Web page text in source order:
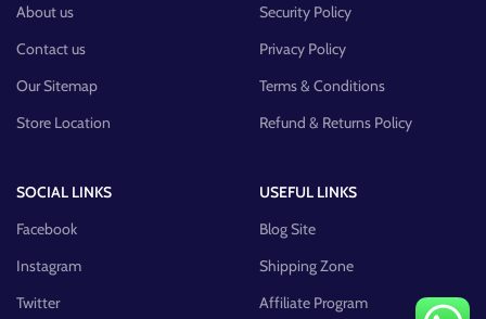
About us
Contact us
Our Sitemap
Store Location
Security Policy
Privacy Policy
Terms & Conditions
Refund & Returns Policy
SOCIAL LINKS
Facebook
Instagram
Twitter
USEFUL LINKS
Blog Site
Shipping Zone
Affiliate Program